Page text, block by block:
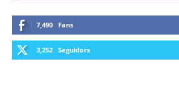
7,490 Fans
3,252 Seguidors